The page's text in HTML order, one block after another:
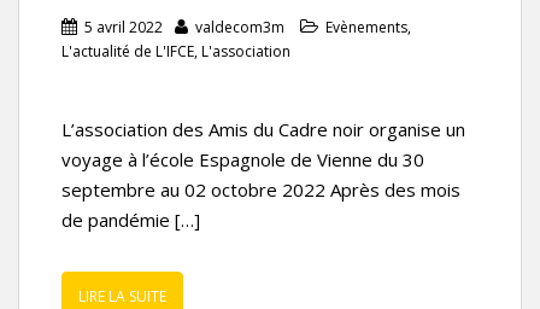
5 avril 2022 valdecom3m Evènements,
L'actualité de L'IFCE,L'association
L’association des Amis du Cadre noir organise un
voyage à l’école Espagnole de Vienne du 30
septembre au 02 octobre 2022 Après des mois
de pandémie […]
LIRE LA SUITE